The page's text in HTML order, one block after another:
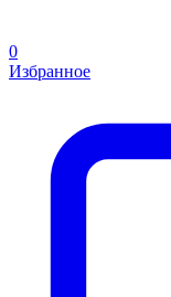
0
Избранное